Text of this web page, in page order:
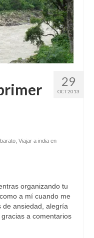
29
OCT 2013
Viajar a india en
organizando tu
a mí cuando me
de ansiedad, alegría
a comentarios